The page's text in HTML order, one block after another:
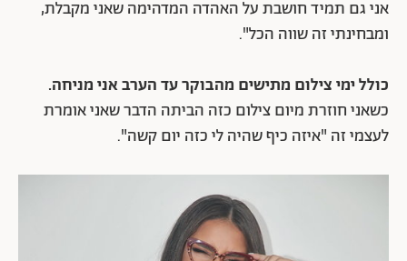
אני גם תמיד חושבת על האהדה המדהימה שאני מקבלת,
ומבחינתי זה שווה הכל".
כולל ימי צילום מתישים מהבוקר עד הערב אני מניחה.
כשאני חוזרת מיום צילום כזה הביתה הדבר שאני אומרת
לעצמי זה "איזה כיף שהיה לי כזה יום קשה".